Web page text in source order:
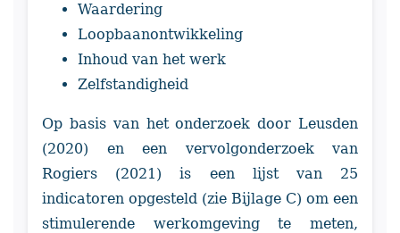
Waardering
Loopbaanontwikkeling
Inhoud van het werk
Zelfstandigheid
Op basis van het onderzoek door Leusden
(2020) en een vervolgonderzoek van
Rogiers (2021) is een lijst van 25
indicatoren opgesteld (zie Bijlage C) om een
stimulerende werkomgeving te meten,